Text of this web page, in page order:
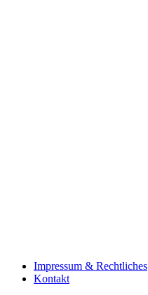
Impressum & Rechtliches
Kontakt